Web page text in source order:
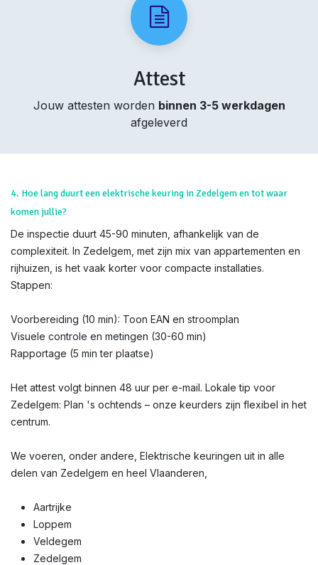
Attest
Jouw attesten worden binnen 3-5 werkdagen
afgeleverd
4. Hoe lang duurt een elektrische keuring in Zedelgem en tot waar
komen jullie?
De inspectie duurt 45-90 minuten, afhankelijk van de
complexiteit. In Zedelgem, met zijn mix van appartementen en
rijhuizen, is het vaak korter voor compacte installaties.
Stappen:
Voorbereiding (10 min): Toon EAN en stroomplan
Visuele controle en metingen (30-60 min)
Rapportage (5 min ter plaatse)
Het attest volgt binnen 48 uur per e-mail. Lokale tip voor
Zedelgem: Plan 's ochtends – onze keurders zijn flexibel in het
centrum.
We voeren, onder andere, Elektrische keuringen uit in alle
delen van Zedelgem en heel Vlaanderen,
Aartrijke
Loppem
Veldegem
Zedelgem